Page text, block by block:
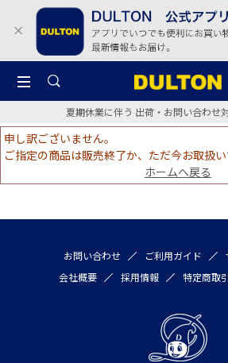
夏期休業に伴う 出荷・お問い合わせ
申し訳ございません。
ご指定の商品は販売終了か、ただ今お取扱い
ホームへ戻る
お問い合わせ ご利用ガイド
会社概要
採用情報 特定商取